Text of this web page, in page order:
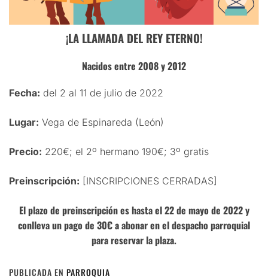
¡LA LLAMADA DEL REY ETERNO!
Nacidos entre 2008 y 2012
Fecha: del 2 al 11 de julio de 2022
Lugar: Vega de Espinareda (León)
Precio: 220€; el 2º hermano 190€; 3º gratis
Preinscripción: [INSCRIPCIONES CERRADAS]
El plazo de preinscripción es hasta el 22 de mayo de 2022 y
conlleva un pago de 30€ a abonar en el despacho parroquial
para reservar la plaza.
PUBLICADA EN PARROQUIA